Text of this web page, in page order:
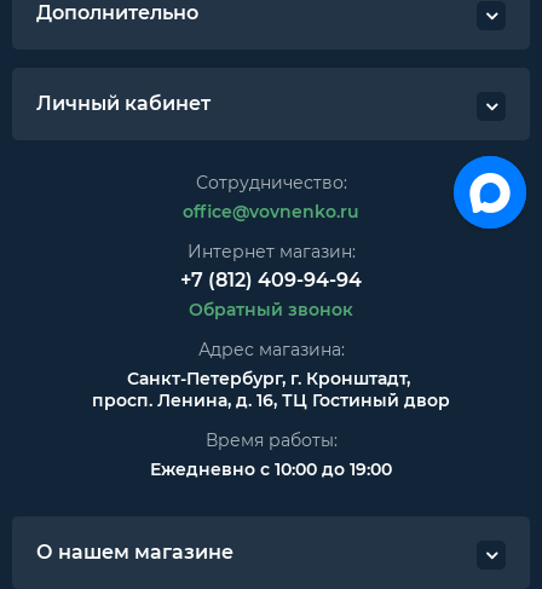
Дополнительно
Личный кабинет
Сотрудничество:
office@vovnenko.ru
Интернет магазин:
+7 (812) 409-94-94
Обратный звонок
Адрес магазина:
Санкт-Петербург, г. Кронштадт,
просп. Ленина, д. 16, ТЦ Гостиный двор
Время работы:
Ежедневно с 10:00 до 19:00
О нашем магазине